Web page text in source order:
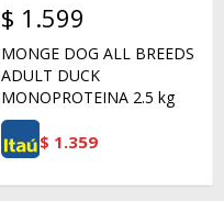
$ 1.599
MONGE DOG ALL BREEDS
ADULT DUCK
MONOPROTEINA 2.5 kg
$ 1.359